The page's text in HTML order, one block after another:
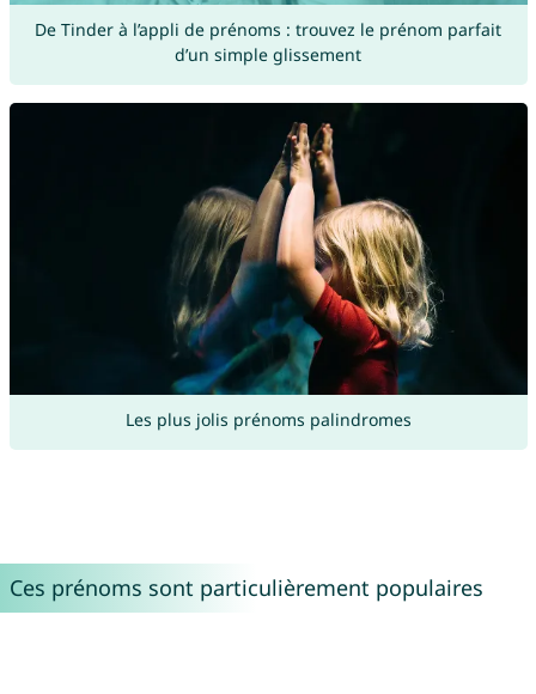
De Tinder à l’appli de prénoms : trouvez le prénom parfait
d’un simple glissement
Les plus jolis prénoms palindromes
Ces prénoms sont particulièrement populaires